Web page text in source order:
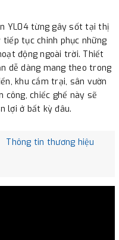
YL04 từng gây sốt tại thị
tục chinh phục những
động ngoài trời. Thiết
dễ dàng mang theo trong
khu cắm trại, sân vườn
công, chiếc ghế này sẽ
lợi ở bất kỳ đâu.
Thông tin thương hiệu